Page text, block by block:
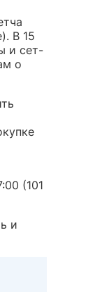
В 15
и сет-
о
(101
и